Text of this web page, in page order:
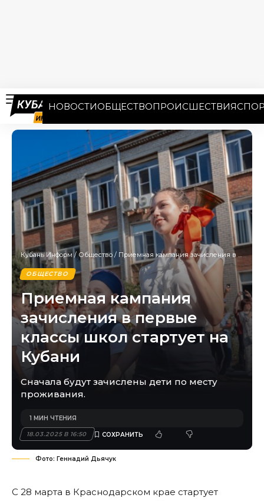
НОВОСТИОБЩЕСТВОПРОИСШЕСТВИЯ
Кубань Информ /Общество / Приемная кампания зачисления в первые классы школ стартует на Кубани
ОБЩЕСТВО
Приемная кампания
зачисления в первые
классы школ стартует на
Кубани
Сначала будут зачислены дети по месту
проживания.
18.03.2025 В 16:50
1 МИН ЧТЕНИЯ
Фото: Геннадий Дьячук
С 28 марта в Краснодарском крае стартует